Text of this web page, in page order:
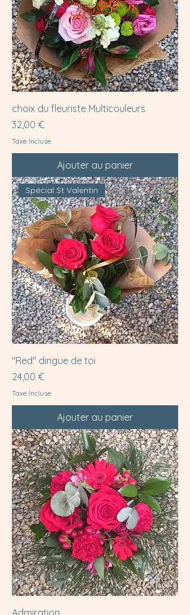
choix du fleuriste Multicouleurs
Prix
32,00 €
Taxe Incluse
Ajouter au panier
Spécial St Valentin
"Red" dingue de toi
Prix
24,00 €
Taxe Incluse
Ajouter au panier
Admiration